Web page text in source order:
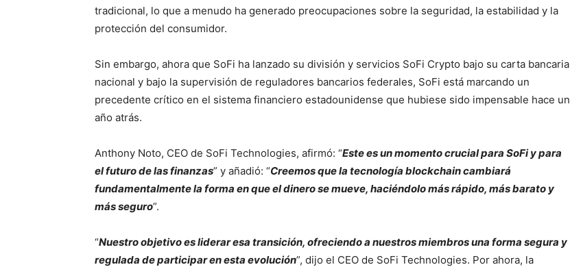
tradicional, lo que a menudo ha generado preocupaciones sobre la seguridad, la estabilidad y la
protección del consumidor.
Sin embargo, ahora que SoFi ha lanzado su división y servicios SoFi Crypto bajo su carta bancaria
nacional y bajo la supervisión de reguladores bancarios federales, SoFi está marcando un
precedente crítico en el sistema financiero estadounidense que hubiese sido impensable hace un
año atrás.
Anthony Noto, CEO de SoFi Technologies, afirmó: “Este es un momento crucial para SoFi y para
el futuro de las finanzas” y añadió: “Creemos que la tecnología blockchain cambiará
fundamentalmente la forma en que el dinero se mueve, haciéndolo más rápido, más barato y
más seguro”.
“Nuestro objetivo es liderar esa transición, ofreciendo a nuestros miembros una forma segura y
regulada de participar en esta evolución”, dijo el CEO de SoFi Technologies. Por ahora, la